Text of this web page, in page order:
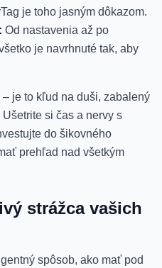
je toho jasným dôkazom.
Od nastavenia až po
je navrhnuté tak, aby
je to kľud na duši, zabalený
si čas a nervy s
do šikovného
prehľad nad všetkým
strážca vašich
spôsob, ako mať pod